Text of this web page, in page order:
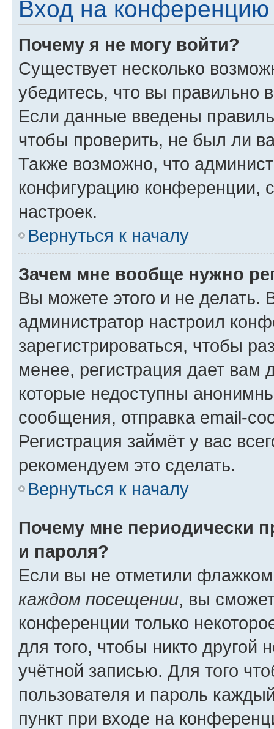
Вход на конференцию
Почему я не могу войти?
Существует несколько
убедитесь, что вы правильно
Если данные введены
чтобы проверить, не был ли
Также возможно, что
конфигурацию конференции,
настроек.
Вернуться к началу
Зачем мне вообще нужно
Вы можете этого и не делать.
администратор настроил
зарегистрироваться, чтобы
менее, регистрация дает вам
которые недоступны
сообщения, отправка email-
Регистрация займёт у вас
рекомендуем это сделать.
Вернуться к началу
Почему мне периодически
и пароля?
Если вы не отметили
каждом посещении, вы
конференции только
для того, чтобы никто другой
учётной записью. Для того
пользователя и пароль
пункт при входе на